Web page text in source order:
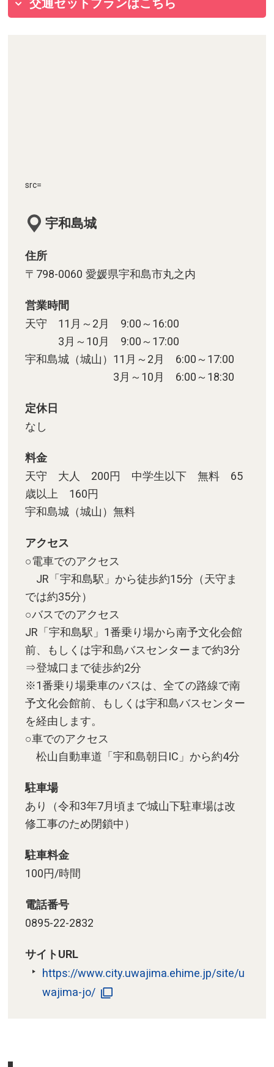
交通セットプランはこちら
src=
宇和島城
住所
〒798-0060 愛媛県宇和島市丸之内
営業時間
天守 11月～2月 9:00～16:00
3月～10月 9:00～17:00
宇和島城（城山）11月～2月 6:00～17:00
3月～10月 6:00～18:30
定休日
なし
料金
天守 大人 200円 中学生以下 無料 65
歳以上 160円
宇和島城（城山）無料
アクセス
○電車でのアクセス
JR「宇和島駅」から徒歩約15分（天守ま
では約35分）
○バスでのアクセス
JR「宇和島駅」1番乗り場から南予文化会館
前、もしくは宇和島バスセンターまで約3分
⇒登城口まで徒歩約2分
※1番乗り場乗車のバスは、全ての路線で南
予文化会館前、もしくは宇和島バスセンター
を経由します。
○車でのアクセス
松山自動車道「宇和島朝日IC」から約4分
駐車場
あり（令和3年7月頃まで城山下駐車場は改
修工事のため閉鎖中）
駐車料金
100円/時間
電話番号
0895-22-2832
サイトURL
https://www.city.uwajima.ehime.jp/site/u
wajima-jo/